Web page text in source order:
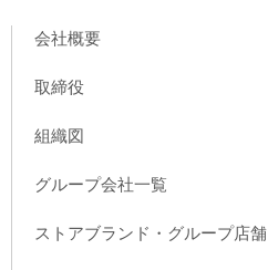
会社概要
取締役
組織図
グループ会社一覧
ストアブランド・グループ店舗